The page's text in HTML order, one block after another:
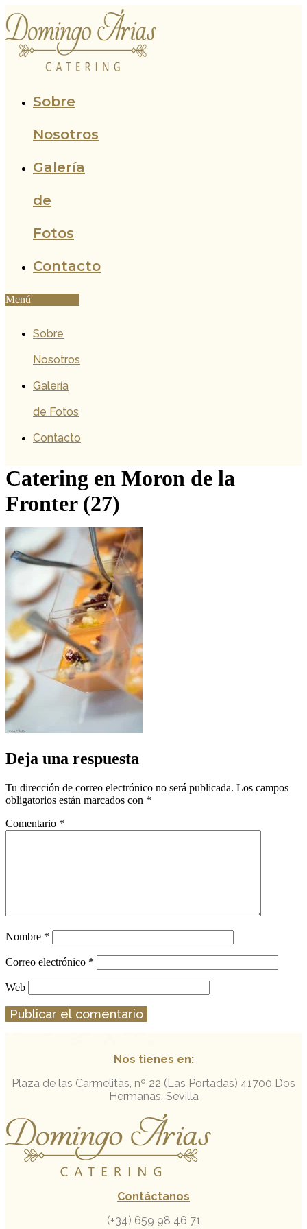
al
contenido
Sobre
Nosotros
Galería
de
Fotos
Contacto
Menú
Sobre
Nosotros
Galería
de Fotos
Contacto
Catering en Moron de la
Fronter (27)
Deja una respuesta
Tu dirección de correo electrónico no será publicada. Los campos
obligatorios están marcados con *
Comentario *
Nombre *
Correo electrónico *
Web
Nos tienes en:
Plaza de las Carmelitas, nº 22 (Las Portadas) 41700 Dos
Hermanas, Sevilla
Contáctanos
(+34) 659 98 46 71